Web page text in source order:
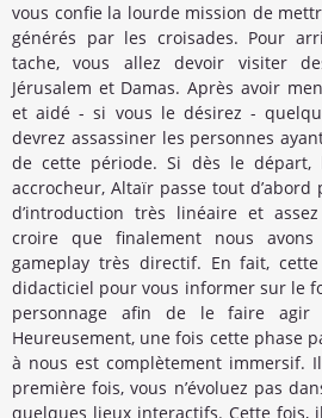
vous confie la lourde mission de
générés par les croisades. Pour
tache, vous allez devoir visiter
Jérusalem et Damas. Après avoir
et aidé - si vous le désirez -
devrez assassiner les personnes
de cette période. Si dès le départ,
accrocheur, Altaïr passe tout
d’introduction très linéaire et
croire que finalement nous
gameplay très directif. En fait,
didacticiel pour vous informer sur le
personnage afin de le faire
Heureusement, une fois cette phase
à nous est complètement immersif.
première fois, vous n’évoluez pas
quelques lieux interactifs. Cette fois,